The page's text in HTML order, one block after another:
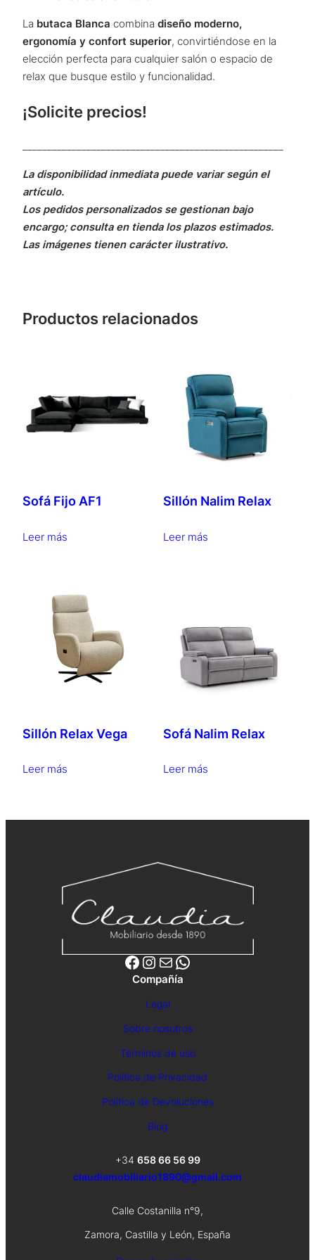
La butaca Blanca combina diseño moderno,
ergonomía y confort superior, convirtiéndose en la
elección perfecta para cualquier salón o espacio de
relax que busque estilo y funcionalidad.
¡Solicite precios!
La disponibilidad inmediata puede variar según el
artículo.
Los pedidos personalizados se gestionan bajo
encargo; consulta en tienda los plazos estimados.
Las imágenes tienen carácter ilustrativo.
Productos relacionados
Sofá Fijo AF1
Leer más
Sillón Nalim Relax
Leer más
Sillón Relax Vega
Leer más
Sofá Nalim Relax
Leer más
Facebook InstagramCorreo electrónico WhatsApp
Compañía
Legal
Sobre nosotros
Términos de uso
Política de Privacidad
Política de Devoluciones
Blog
+34 658 66 56 99
claudiamobiliario1890@gmail.com
Calle Costanilla n°9,
Zamora, Castilla y León, España